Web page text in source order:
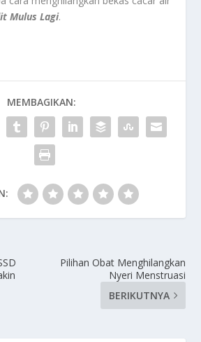
Mulus Lagi.
MEMBAGIKAN:
Pilihan Obat Menghilangkan
Nyeri Menstruasi
BERIKUTNYA